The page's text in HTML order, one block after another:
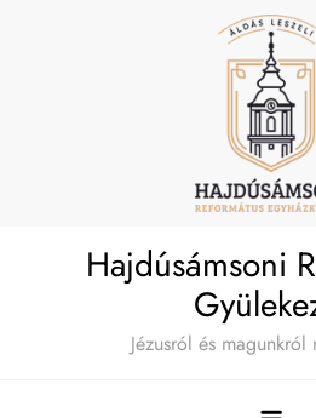
Hajdúsámsoni
Jézusról és magunkról